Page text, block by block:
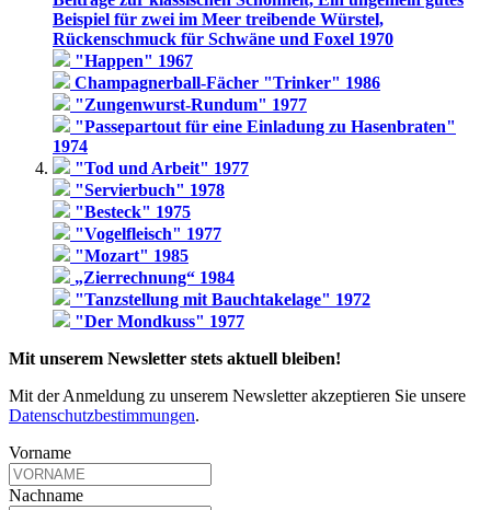
Beispiel für zwei im Meer treibende Würstel,
Rückenschmuck für Schwäne und Foxel 1970
"Happen" 1967
Champagnerball-Fächer "Trinker" 1986
"Zungenwurst-Rundum" 1977
"Passepartout für eine Einladung zu Hasenbraten"
1974
"Tod und Arbeit" 1977
"Servierbuch" 1978
"Besteck" 1975
"Vogelfleisch" 1977
"Mozart" 1985
„Zierrechnung“ 1984
"Tanzstellung mit Bauchtakelage" 1972
"Der Mondkuss" 1977
Mit unserem Newsletter stets aktuell bleiben!
Mit der Anmeldung zu unserem Newsletter akzeptieren Sie unsere
Datenschutzbestimmungen.
Vorname
Nachname